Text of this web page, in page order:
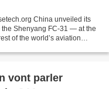
China unveiled its
Shenyang FC-31 — at the
of the world’s aviation
vont parler